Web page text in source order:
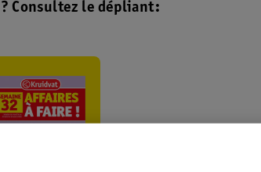
Consultez le dépliant: